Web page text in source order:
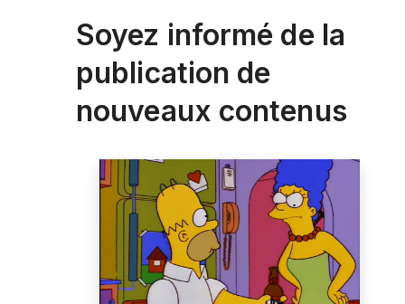
Soyez informé de la
publication de
nouveaux contenus